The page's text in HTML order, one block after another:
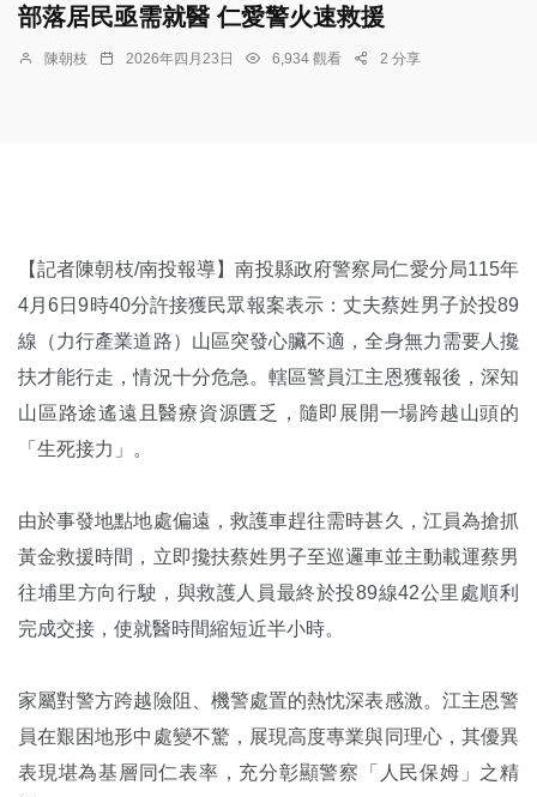
部落居民亟需就醫 仁愛警火速救援
陳朝枝 2026年四月23日 6,934 觀看 2 分享
【記者陳朝枝/南投報導】南投縣政府警察局仁愛分局115年
4月6日9時40分許接獲民眾報案表示：丈夫蔡姓男子於投89
線（力行產業道路）山區突發心臟不適，全身無力需要人攙
扶才能行走，情況十分危急。轄區警員江主恩獲報後，深知
山區路途遙遠且醫療資源匱乏，隨即展開一場跨越山頭的
「生死接力」。
由於事發地點地處偏遠，救護車趕往需時甚久，江員為搶抓
黃金救援時間，立即攙扶蔡姓男子至巡邏車並主動載運蔡男
往埔里方向行駛，與救護人員最終於投89線42公里 處順利
完成交接，使就醫時間縮短近半小時。
家屬對警方跨越險阻、機警處置的熱忱深表感激。江主恩警
員在艱困地形中處變不驚，展現高度專業與同理心，其優異
表現堪為基層同仁表率，充分彰顯警察「人民保姆」之精